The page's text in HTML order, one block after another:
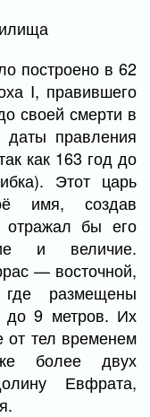
построено в 62
I, правившего
своей смерти в
правления
как 163 год до
Этот царь
имя, создав
отражал бы его
и величие.
— восточной,
размещены
до 9 метров. Их
от тел временем
более двух
Евфрата,